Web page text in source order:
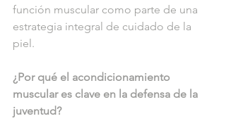
función muscular como parte de una
estrategia integral de cuidado de la
piel.
¿Por qué el acondicionamiento
muscular es clave en la defensa de la
juventud?